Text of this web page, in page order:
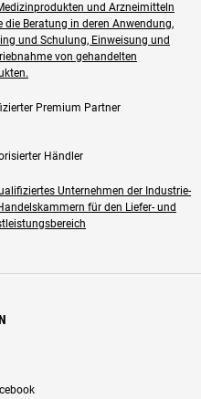
und Arzneimitteln
die Beratung in deren Anwendung,
und Schulung, Einweisung und
von gehandelten
Premium Partner
Händler
Unternehmen der Industrie-
für den Liefer- und